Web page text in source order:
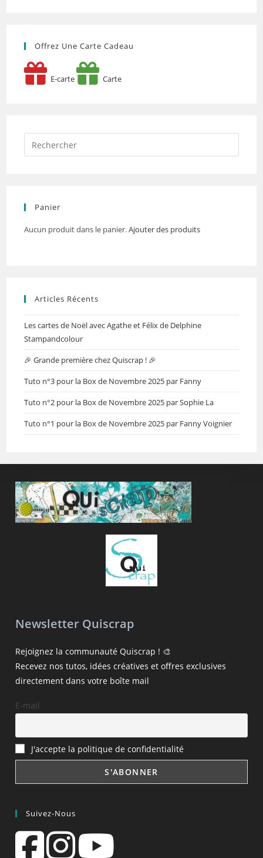
Offrez Une Carte Cadeau
E-carte Carte
Panier
Aucun produit dans le panier.Ajouter des produits
Articles Récents
Les cartes de Noël avec Agathe et Félix de Delphine
Stampandcolour
🎉 Grande première chez Quiscrap ! 🎉
Tuto n°3 pour la Box de Novembre 2025 par Fanny
Tuto n°2 pour la Box de Novembre 2025 par Sophie La
Tuto n°1 pour la Box de Novembre 2025 par Fanny Voignier
Newsletter Quiscrap
Rejoignez la communauté Quiscrap ! 🎨
Recevez nos tutos, idées créatives et offres exclusives
directement dans votre boîte mail
E-mail
J'accepte la politique de confidentialité
Suivez-Nous